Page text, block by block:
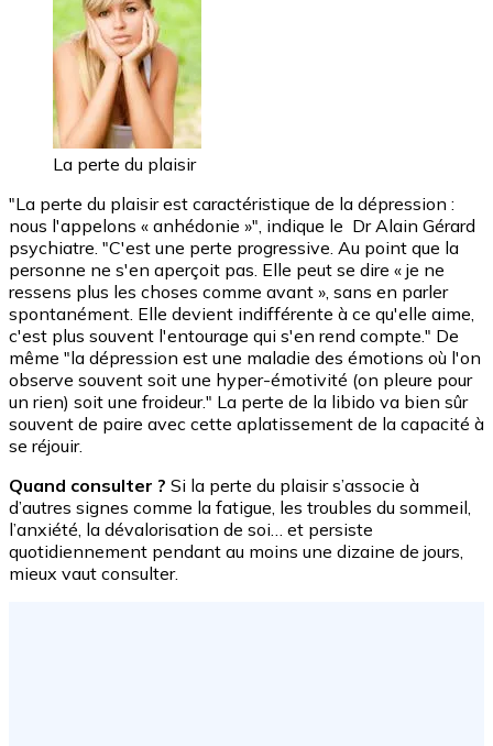
La perte du plaisir
"La perte du plaisir est caractéristique de la dépression :
nous l'appelons « anhédonie »", indique le Dr Alain Gérard
psychiatre. "C'est une perte progressive. Au point que la
personne ne s'en aperçoit pas. Elle peut se dire « je ne
ressens plus les choses comme avant », sans en parler
spontanément. Elle devient indifférente à ce qu'elle aime,
c'est plus souvent l'entourage qui s'en rend compte." De
même "la dépression est une maladie des émotions où l'on
observe souvent soit une hyper-émotivité (on pleure pour
un rien) soit une froideur." La perte de la libido va bien sûr
souvent de paire avec cette aplatissement de la capacité à
se réjouir.
Quand consulter ? Si la perte du plaisir s’associe à
d’autres signes comme la fatigue, les troubles du sommeil,
l’anxiété, la dévalorisation de soi… et persiste
quotidiennement pendant au moins une dizaine de jours,
mieux vaut consulter.